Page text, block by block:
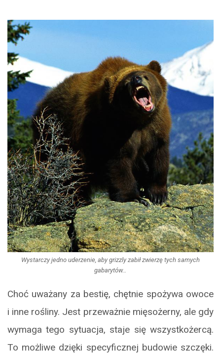
Wystarczy jedno uderzenie, aby grizzly zabił zwierzę tych samych
gabarytów…
Choć uważany za bestię, chętnie spożywa owoce
i inne rośliny. Jest przeważnie mięsożerny, ale gdy
wymaga tego sytuacja, staje się wszystkożercą.
To możliwe dzięki specyficznej budowie szczęki.